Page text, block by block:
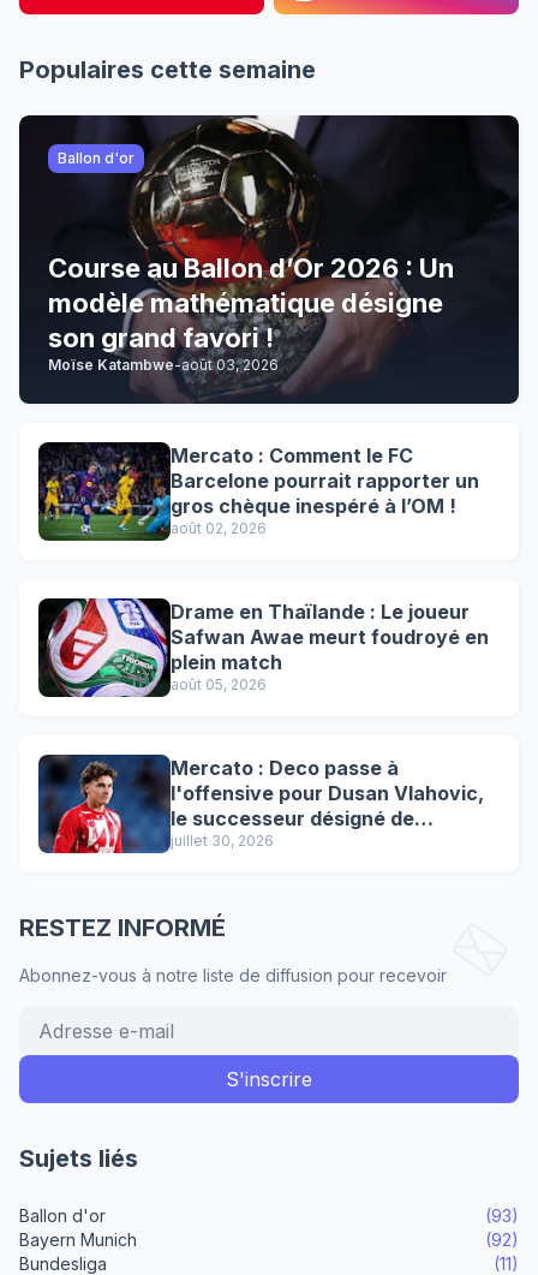
Populaires cette semaine
Ballon d'or
Course au Ballon d’Or 2026 : Un
modèle mathématique désigne
son grand favori !
Moïse Katambwe-août 03, 2026
Mercato : Comment le FC
Barcelone pourrait rapporter un
gros chèque inespéré à l’OM !
août 02, 2026
Drame en Thaïlande : Le joueur
Safwan Awae meurt foudroyé en
plein match
août 05, 2026
Mercato : Deco passe à
l'offensive pour Dusan Vlahovic,
le successeur désigné de
Lewandowski !
juillet 30, 2026
RESTEZ INFORMÉ
Abonnez-vous à notre liste de diffusion pour recevoir
Sujets liés
Ballon d'or
(93)
Bayern Munich
(92)
Bundesliga
(11)